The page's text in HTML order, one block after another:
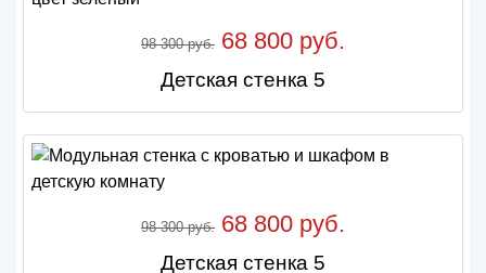
98 300 руб. 68 800 руб.
Детская стенка 5
98 300 руб. 68 800 руб.
Детская стенка 5